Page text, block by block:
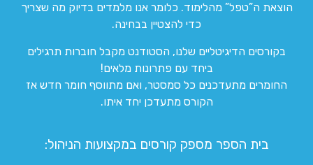
הוצאת ה”טפל” מהלימוד. כלומר אנו מלמדים בדיוק מה שצריך
כדי להצטיין בבחינה.
בקורסים הדיגיטליים שלנו, הסטודנט מקבל חוברות תרגילים
ביחד עם פתרונות מלאים!
החומרים מתעדכנים כל סמסטר, ואם מתווסף חומר חדש אז
הקורס מתעדכן יחד איתו.
בית הספר מספק קורסים במקצועות הניהול: